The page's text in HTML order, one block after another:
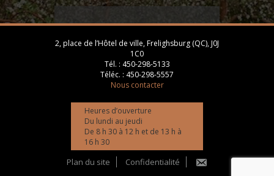
2, place de l’Hôtel de ville, Frelighsburg (QC), J0J
1C0
Tél. : 450-298-5133
Téléc. : 450-298-5557
Nous contacter
Heures d’ouverture
Du lundi au jeudi
De 8 h 30 à 12 h et de 13 h à
16 h 30
Plan du site
Confidentialité